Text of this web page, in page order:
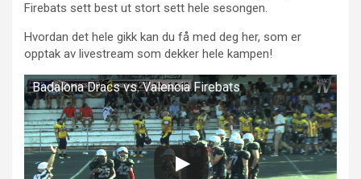
Firebats sett best ut stort sett hele sesongen.
Hvordan det hele gikk kan du få med deg her, som er
opptak av livestream som dekker hele kampen!
Badalona Dracs vs. Valencia Firebats